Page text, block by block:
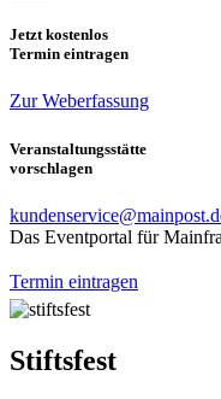
Jetzt kostenlos
Termin eintragen
Zur Weberfassung
Veranstaltungsstätte
vorschlagen
Das Eventportal für
Termin eintragen
Stiftsfest